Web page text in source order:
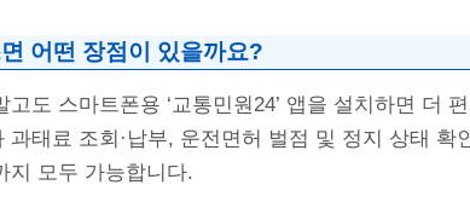
어떤 장점이 있을까요?
고도 스마트폰용 ‘교통민원24’ 앱을 설치하면 더
과태료 조회·납부, 운전면허 벌점 및 정지 상태 확
지 모두 가능합니다.